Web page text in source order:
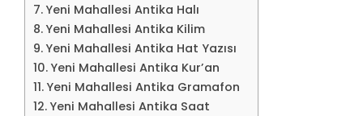
Yeni Mahallesi Antika Halı
Yeni Mahallesi Antika Kilim
Yeni Mahallesi Antika Hat Yazısı
Yeni Mahallesi Antika Kur’an
Yeni Mahallesi Antika Gramafon
Yeni Mahallesi Antika Saat